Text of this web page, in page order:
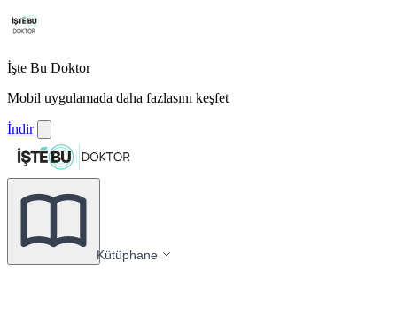
İşte Bu Doktor
Mobil uygulamada daha fazlasını keşfet
İndir
Kütüphane